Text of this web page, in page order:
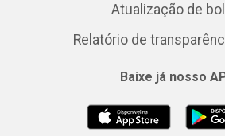
Atualização de
Relatório de
Baixe já nosso